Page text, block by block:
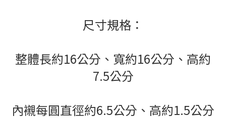
尺寸規格：
整體長約16公分、寬約16公分、高約
7.5公分
內襯每圓直徑約6.5公分、高約1.5公分